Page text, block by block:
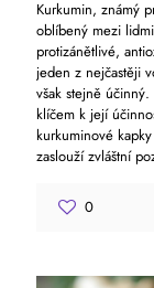
Kurkumin, známý
oblíbený mezi
protizánětlivé,
jeden z nejčastěji
však stejně
klíčem k její
kurkuminové
zaslouží zvláštní
0